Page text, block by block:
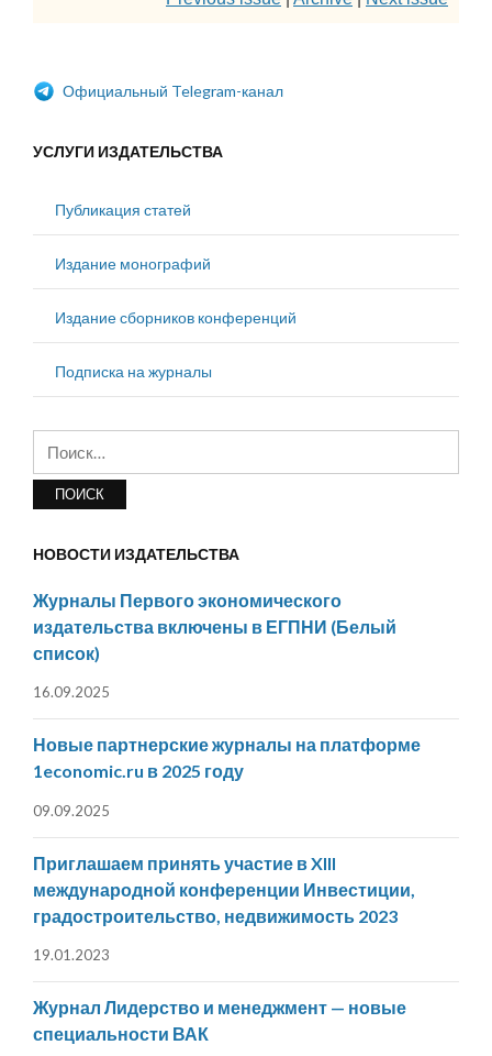
Официальный Telegram-канал
УСЛУГИ ИЗДАТЕЛЬСТВА
Публикация статей
Издание монографий
Издание сборников конференций
Подписка на журналы
НОВОСТИ ИЗДАТЕЛЬСТВА
Журналы Первого экономического
издательства включены в ЕГПНИ (Белый
список)
16.09.2025
Новые партнерские журналы на платформе
1economic.ru в 2025 году
09.09.2025
Приглашаем принять участие в XIII
международной конференции Инвестиции,
градостроительство, недвижимость 2023
19.01.2023
Журнал Лидерство и менеджмент — новые
специальности ВАК